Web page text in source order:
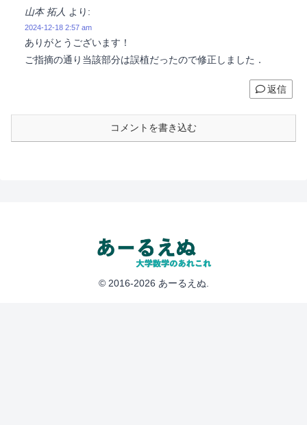
山本 拓人 より:
2024-12-18 2:57 am
ありがとうございます！
ご指摘の通り当該部分は誤植だったので修正しました．
返信
コメントを書き込む
© 2016-2026 あーるえぬ.